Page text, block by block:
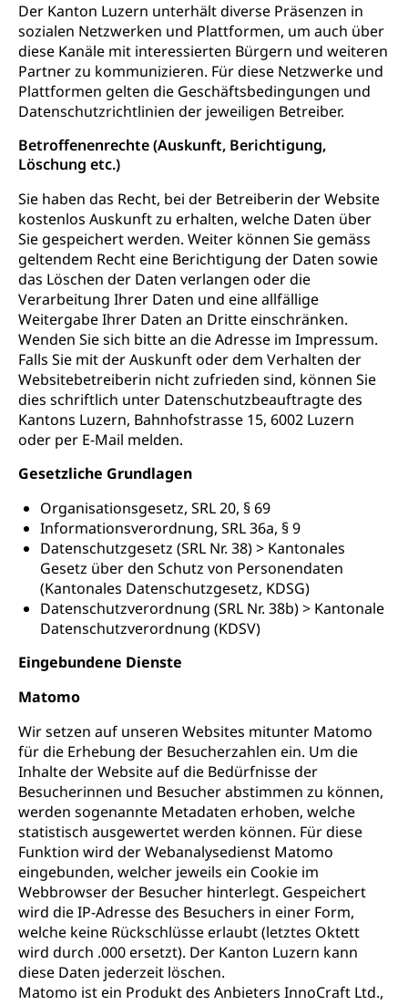
Der Kanton Luzern unterhält diverse Präsenzen in
sozialen Netzwerken und Plattformen, um auch über
diese Kanäle mit interessierten Bürgern und weiteren
Partner zu kommunizieren. Für diese Netzwerke und
Plattformen gelten die Geschäftsbedingungen und
Datenschutzrichtlinien der jeweiligen Betreiber.
Betroffenenrechte (Auskunft, Berichtigung,
Löschung etc.)
Sie haben das Recht, bei der Betreiberin der Website
kostenlos Auskunft zu erhalten, welche Daten über
Sie gespeichert werden. Weiter können Sie gemäss
geltendem Recht eine Berichtigung der Daten sowie
das Löschen der Daten verlangen oder die
Verarbeitung Ihrer Daten und eine allfällige
Weitergabe Ihrer Daten an Dritte einschränken.
Wenden Sie sich bitte an die Adresse im Impressum.
Falls Sie mit der Auskunft oder dem Verhalten der
Websitebetreiberin nicht zufrieden sind, können Sie
dies schriftlich unter Datenschutzbeauftragte des
Kantons Luzern, Bahnhofstrasse 15, 6002 Luzern
oder per E-Mail melden.
Gesetzliche Grundlagen
Organisationsgesetz, SRL 20, § 69
Informationsverordnung, SRL 36a, § 9
Datenschutzgesetz (SRL Nr. 38) > Kantonales
Gesetz über den Schutz von Personendaten
(Kantonales Datenschutzgesetz, KDSG)
Datenschutzverordnung (SRL Nr. 38b) > Kantonale
Datenschutzverordnung (KDSV)
Eingebundene Dienste
Matomo
Wir setzen auf unseren Websites mitunter Matomo
für die Erhebung der Besucherzahlen ein. Um die
Inhalte der Website auf die Bedürfnisse der
Besucherinnen und Besucher abstimmen zu können,
werden sogenannte Metadaten erhoben, welche
statistisch ausgewertet werden können. Für diese
Funktion wird der Webanalysedienst Matomo
eingebunden, welcher jeweils ein Cookie im
Webbrowser der Besucher hinterlegt. Gespeichert
wird die IP-Adresse des Besuchers in einer Form,
welche keine Rückschlüsse erlaubt (letztes Oktett
wird durch .000 ersetzt). Der Kanton Luzern kann
diese Daten jederzeit löschen.
Matomo ist ein Produkt des Anbieters InnoCraft Ltd.,